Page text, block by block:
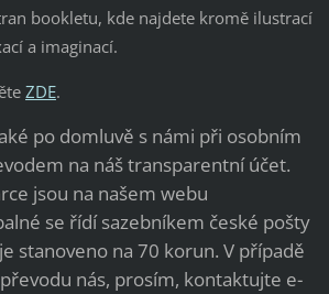
bookletu, kde najdete kromě ilustrací
a imaginací.
ZDE.
po domluvě s námi při osobním
na náš transparentní účet.
jsou na našem webu
se řídí sazebníkem české pošty
stanoveno na 70 korun. V případě
nás, prosím, kontaktujte e-